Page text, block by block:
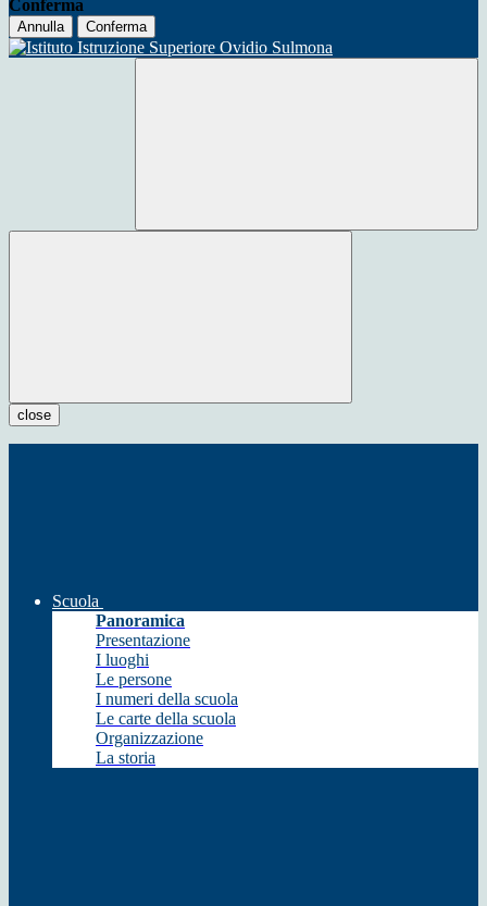
Conferma
Annulla Conferma
close
Scuola
Panoramica
Presentazione
I luoghi
Le persone
I numeri della scuola
Le carte della scuola
Organizzazione
La storia